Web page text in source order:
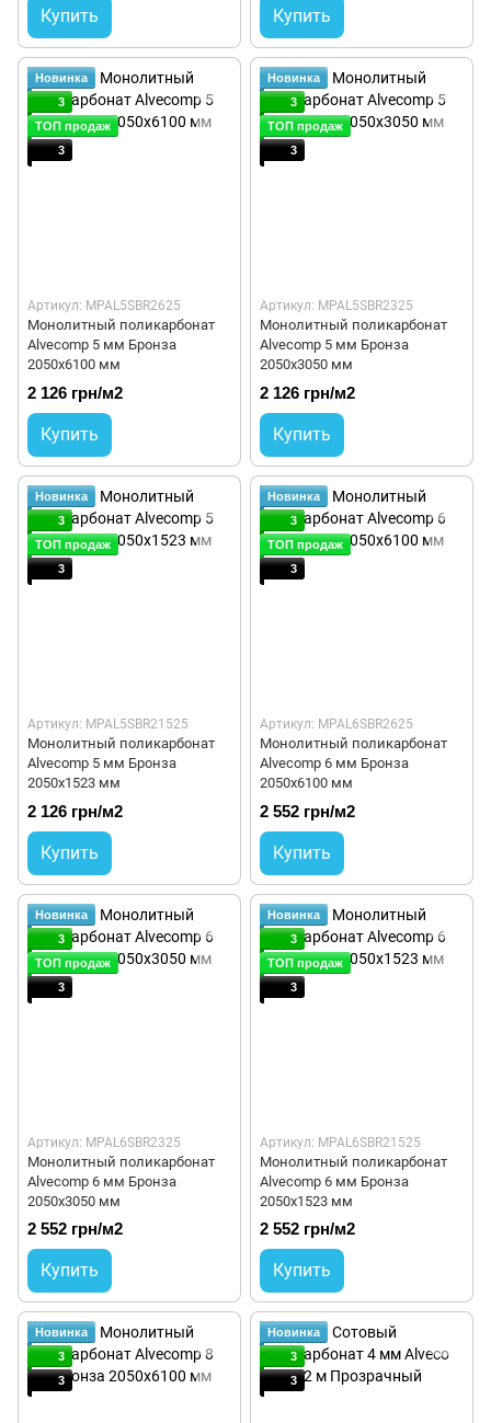
Купить Купить
Новинка
3
ТОП продаж
3
Артикул: MPAL5SBR2625
Монолитный поликарбонат
Alvecomp 5 мм Бронза
2050х6100 мм
2 126 грн/м2
Купить
Новинка
3
ТОП продаж
3
Артикул: MPAL5SBR2325
Монолитный поликарбонат
Alvecomp 5 мм Бронза
2050х3050 мм
2 126 грн/м2
Купить
Новинка
3
ТОП продаж
3
Артикул: MPAL5SBR21525
Монолитный поликарбонат
Alvecomp 5 мм Бронза
2050х1523 мм
2 126 грн/м2
Купить
Новинка
3
ТОП продаж
3
Артикул: MPAL6SBR2625
Монолитный поликарбонат
Alvecomp 6 мм Бронза
2050х6100 мм
2 552 грн/м2
Купить
Новинка
3
ТОП продаж
3
Артикул: MPAL6SBR2325
Монолитный поликарбонат
Alvecomp 6 мм Бронза
2050x3050 мм
2 552 грн/м2
Купить
Новинка
3
ТОП продаж
3
Артикул: MPAL6SBR21525
Монолитный поликарбонат
Alvecomp 6 мм Бронза
2050x1523 мм
2 552 грн/м2
Купить
Новинка
3
3
Новинка
3
3